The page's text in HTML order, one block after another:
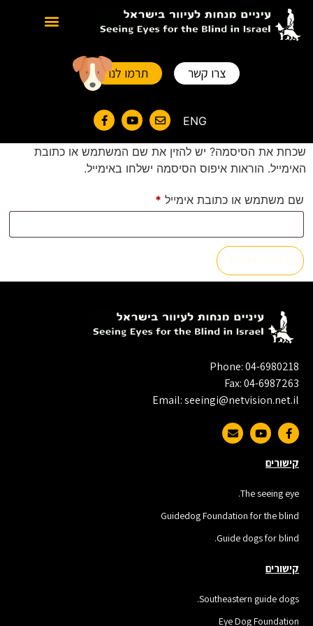
צרו קשר תרמו לנו
ENG
שכחת את הסיסמה? יש להזין את שם המשתמש או כתובת
האימייל. הוראות איפוס הסיסמה ישלחו באימייל.
שם משתמש או כתובת אימייל *
Phone: 04-6980218
Fax: 04-6987263
Email: seeingi@netvision.net.il
קישורים
The seeing eye.
Guidedog Foundation for the blind
Guide dogs for blind.
קישורים
Southeastern guide dogs.
Eye Dog Foundation